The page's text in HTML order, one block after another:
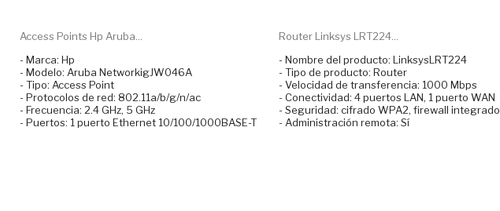
Access Points Hp Aruba...
- Marca: Hp
- Modelo: Aruba NetworkigJW046A
- Tipo: Access Point
- Protocolos de red: 802.11a/b/g/n/ac
- Frecuencia: 2.4 GHz, 5 GHz
- Puertos: 1 puerto Ethernet 10/100/1000BASE-T
Router Linksys LRT224...
- Nombre del producto: LinksysLRT224
- Tipo de producto: Router
- Velocidad de transferencia: 1000 Mbps
- Conectividad: 4 puertos LAN, 1 puerto WAN
- Seguridad: cifrado WPA2, firewall integrado
- Administración remota: Sí